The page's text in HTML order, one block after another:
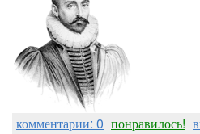
комментарии: 0 понравилось!